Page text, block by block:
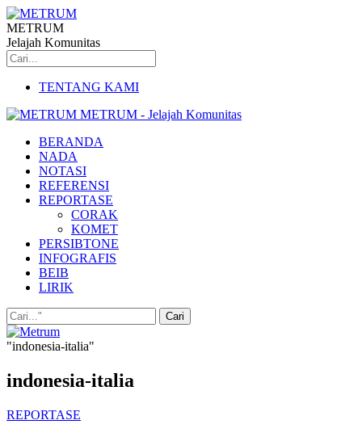
METRUM
Jelajah Komunitas
TENTANG KAMI
METRUM - Jelajah Komunitas
BERANDA
NADA
NOTASI
REFERENSI
REPORTASE
CORAK
KOMET
PERSIBTONE
INFOGRAFIS
BEIB
LIRIK
"indonesia-italia"
indonesia-italia
REPORTASE